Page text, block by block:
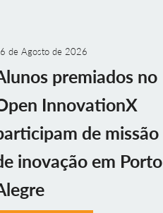
de Agosto de 2026
premiados no
InnovationX
de missão
inovação em Porto